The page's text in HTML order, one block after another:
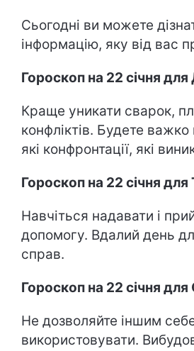
Сьогодні ви можете
інформацію, яку від вас
Гороскоп на 22 січня для
Краще уникати сварок,
конфліктів. Будете
які конфронтації, які
Гороскоп на 22 січня для
Навчіться надавати і
допомогу. Вдалий день
справ.
Гороскоп на 22 січня для
Не дозволяйте іншим
використовувати.